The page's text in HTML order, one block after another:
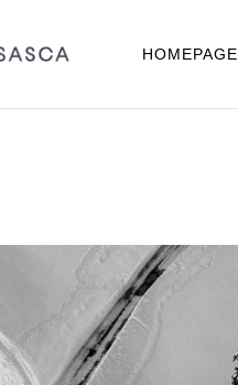
HOMEPAGE